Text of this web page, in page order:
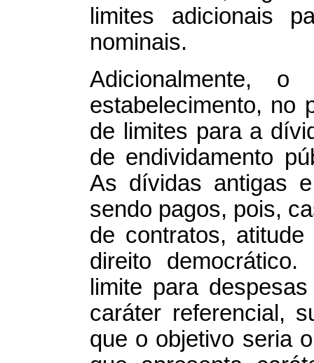
limites adicionais
nominais.
Adicionalmente,
estabelecimento, no
de limites para a
de endividamento
As dívidas antigas
sendo pagos, pois,
de contratos,
direito
limite para
caráter referencial,
que o objetivo seria